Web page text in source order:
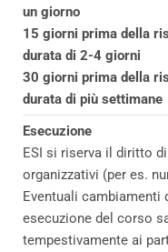
un giorno
15 giorni prima della
durata di 2-4 giorni
30 giorni prima della
durata di più settimane
Esecuzione
ESI si riserva il diritto
organizzativi (per es.
Eventuali
esecuzione del corso
tempestivamente ai